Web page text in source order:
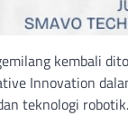
kembali
Innovation
teknologi robotik.